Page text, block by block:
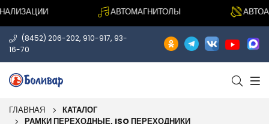
АВТОМАГНИТОЛЫ
(8452) 206-202, 910-917, 93-
16-70
ГЛАВНАЯ
КАТАЛОГ
РАМКИ ПЕРЕХОДНЫЕ, ISO ПЕРЕХОДНИКИ